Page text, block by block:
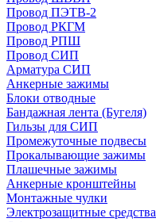
Провод ПЭТВ-2
Провод РКГМ
Провод РПШ
Провод СИП
Арматура СИП
Анкерные зажимы
Блоки отводные
Бандажная лента (Бугеля)
Гильзы для СИП
Промежуточные подвесы
Прокалывающие зажимы
Плашечные зажимы
Анкерные кронштейны
Монтажные чулки
Электрозащитные средства